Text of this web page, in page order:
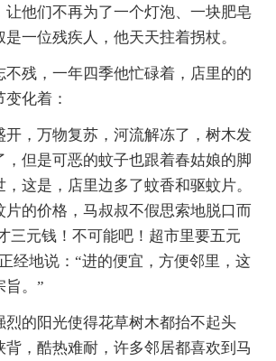
让他们不再为了一个灯泡、一块肥皂
一位残疾人，他天天拄着拐杖。
不残，一年四季他忙碌着，店里的的
化着：
开，万物复苏，河流解冻了，树木发
，但是可恶的蚊子也跟着春姑娘的脚
这是，店里边多了蚊香和驱蚊片。
片的价格，马叔叔不假思索地脱口而
三元钱！不可能吧！超市里要五元
经地说：“进的便宜，方便邻里，这
旨。”
烈的阳光使得花草树木都抬不起头
背，酷热难耐，许多邻居都喜欢到马